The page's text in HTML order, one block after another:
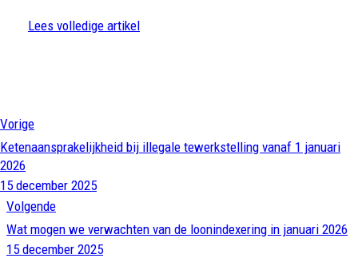
Lees volledige artikel
Vorige
Ketenaansprakelijkheid bij illegale tewerkstelling vanaf 1 januari
2026
15 december 2025
Volgende
Wat mogen we verwachten van de loonindexering in januari 2026
15 december 2025